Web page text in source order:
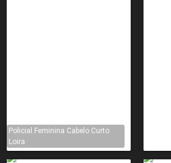
Policial Feminina Cabelo Curto
Loira